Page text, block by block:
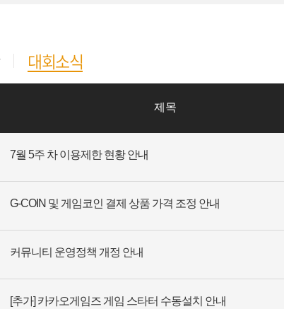
대회소식
제목
7월 5주 차 이용제한 현황 안내
G-COIN 및 게임코인 결제 상품 가격 조정 안내
커뮤니티 운영정책 개정 안내
[추가] 카카오게임즈 게임 스타터 수동설치 안내